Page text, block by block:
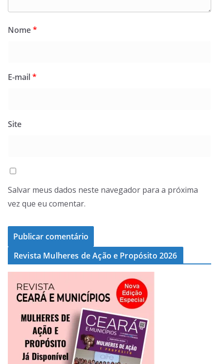
Nome*
E-mail*
Site
Salvar meus dados neste navegador para a próxima
vez que eu comentar.
Revista Mulheres de Ação e Propósito 2026